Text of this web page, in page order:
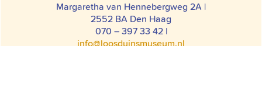
Margaretha van Hennebergweg 2A |
2552 BA Den Haag
070 – 397 33 42 |
info@loosduinsmuseum.nl